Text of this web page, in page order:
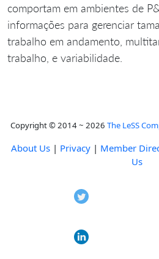
comportam em ambientes de
informações para gerenciar
trabalho em andamento,
trabalho, e variabilidade.
Copyright © 2014 ~ 2026 The LeSS
About Us | Privacy | Member
Us